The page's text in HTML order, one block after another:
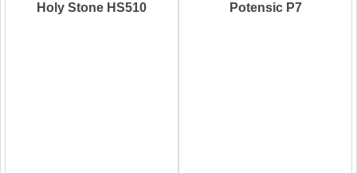
Holy Stone HS510 Potensic P7